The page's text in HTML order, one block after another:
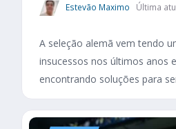
Estevão Maximo Última
A seleção alemã vem tendo
insucessos nos últimos anos
encontrando soluções para